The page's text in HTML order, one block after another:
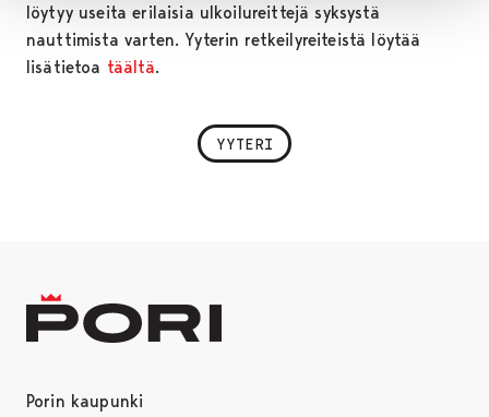
löytyy useita erilaisia ulkoilureittejä syksystä
nauttimista varten. Yyterin retkeilyreiteistä löytää
lisätietoa täältä.
YYTERI
Porin kaupunki